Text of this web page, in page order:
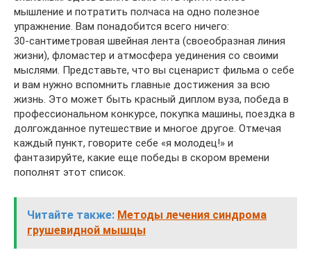
мышление и потратить полчаса на одно полезное
упражнение. Вам понадобится всего ничего:
30‑сантиметровая швейная лента (своеобразная линия
жизни), фломастер и атмосфера уединения со своими
мыслями. Представьте, что вы сценарист фильма о себе
и вам нужно вспомнить главные достижения за всю
жизнь. Это может быть красный диплом вуза, победа в
профессиональном конкурсе, покупка машины, поездка в
долгожданное путешествие и многое другое. Отмечая
каждый пункт, говорите себе «я молодец!» и
фантазируйте, какие еще победы в скором времени
пополнят этот список.
Читайте также: Методы лечения синдрома
грушевидной мышцы